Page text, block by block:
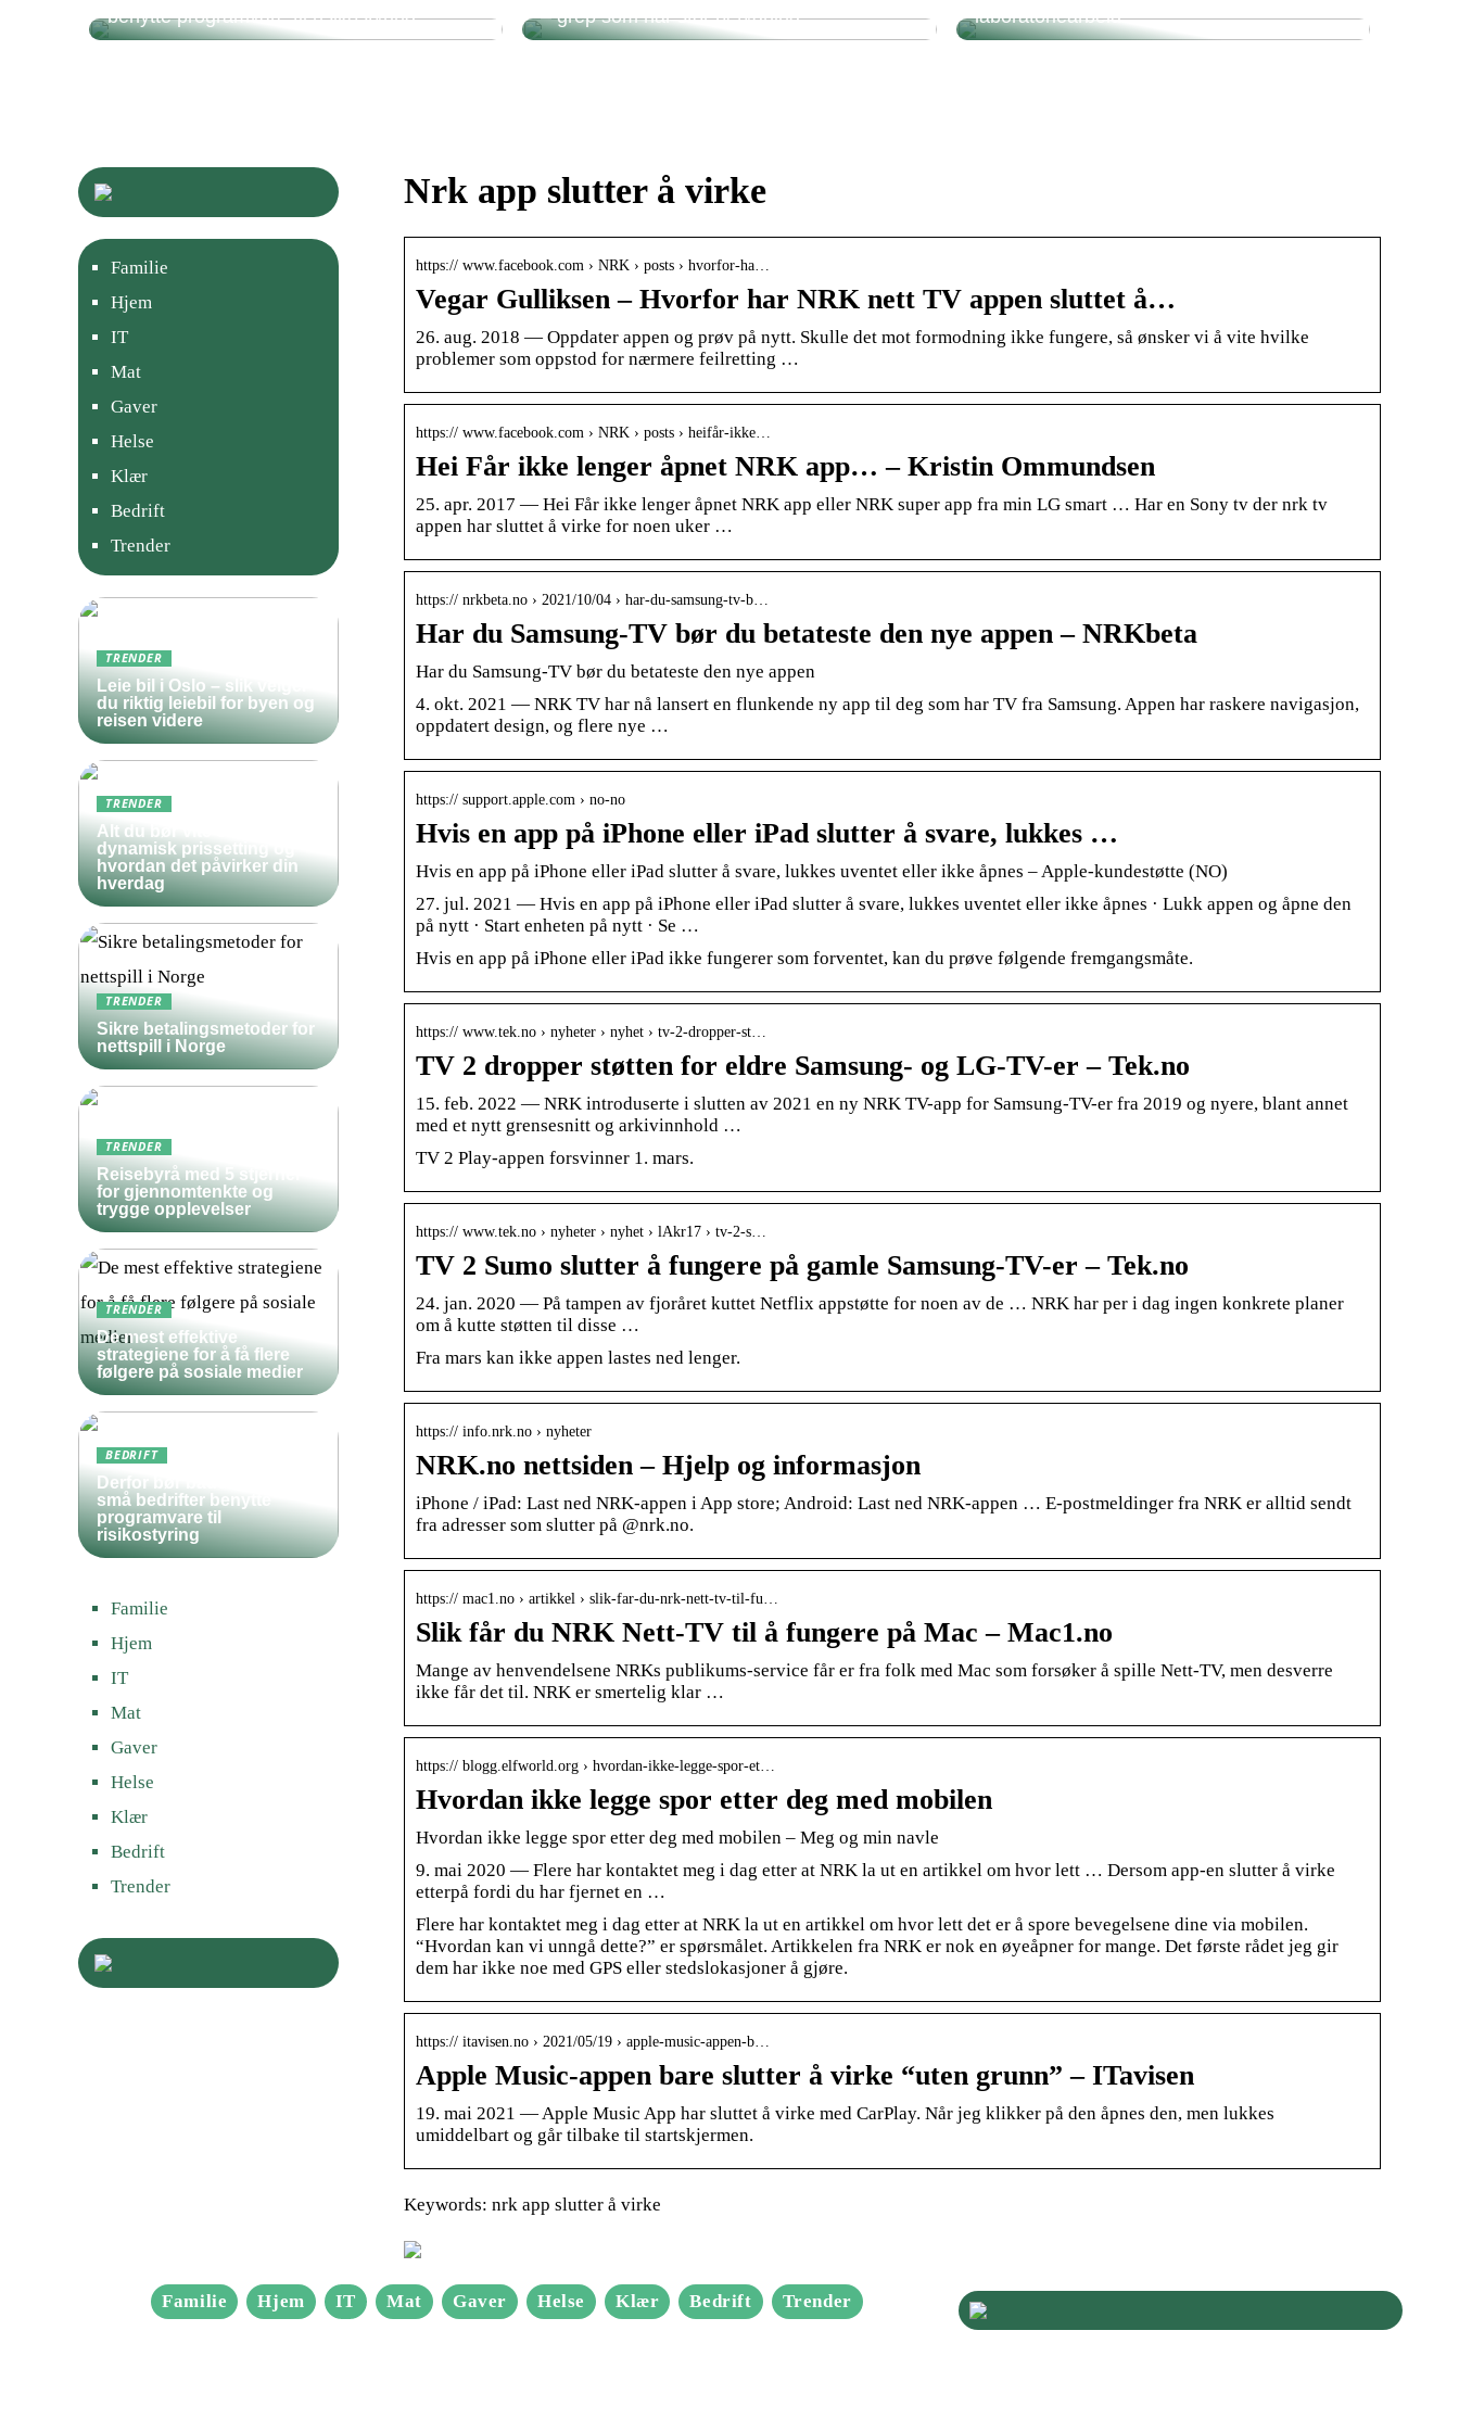
benytte programvare til risikostyring
– grep som har stor betydning
laboratoriearbeid
Nrk app slutter å virke
https:// www.facebook.com › NRK › posts › hvorfor-ha…
Vegar Gulliksen – Hvorfor har NRK nett TV appen sluttet å…
26. aug. 2018 — Oppdater appen og prøv på nytt. Skulle det mot formodning ikke fungere, så ønsker vi å vite hvilke
problemer som oppstod for nærmere feilretting …
https:// www.facebook.com › NRK › posts › heifår-ikke…
Hei Får ikke lenger åpnet NRK app… – Kristin Ommundsen
25. apr. 2017 — Hei Får ikke lenger åpnet NRK app eller NRK super app fra min LG smart … Har en Sony tv der nrk tv
appen har sluttet å virke for noen uker …
https:// nrkbeta.no › 2021/10/04 › har-du-samsung-tv-b…
Har du Samsung-TV bør du betateste den nye appen – NRKbeta
Har du Samsung-TV bør du betateste den nye appen
4. okt. 2021 — NRK TV har nå lansert en flunkende ny app til deg som har TV fra Samsung. Appen har raskere navigasjon,
oppdatert design, og flere nye …
https:// support.apple.com › no-no
Hvis en app på iPhone eller iPad slutter å svare, lukkes …
Hvis en app på iPhone eller iPad slutter å svare, lukkes uventet eller ikke åpnes – Apple-kundestøtte (NO)
27. jul. 2021 — Hvis en app på iPhone eller iPad slutter å svare, lukkes uventet eller ikke åpnes · Lukk appen og åpne den
på nytt · Start enheten på nytt · Se …
Hvis en app på iPhone eller iPad ikke fungerer som forventet, kan du prøve følgende fremgangsmåte.
https:// www.tek.no › nyheter › nyhet › tv-2-dropper-st…
TV 2 dropper støtten for eldre Samsung- og LG-TV-er – Tek.no
15. feb. 2022 — NRK introduserte i slutten av 2021 en ny NRK TV-app for Samsung-TV-er fra 2019 og nyere, blant annet
med et nytt grensesnitt og arkivinnhold …
TV 2 Play-appen forsvinner 1. mars.
https:// www.tek.no › nyheter › nyhet › lAkr17 › tv-2-s…
TV 2 Sumo slutter å fungere på gamle Samsung-TV-er – Tek.no
24. jan. 2020 — På tampen av fjoråret kuttet Netflix appstøtte for noen av de … NRK har per i dag ingen konkrete planer
om å kutte støtten til disse …
Fra mars kan ikke appen lastes ned lenger.
https:// info.nrk.no › nyheter
NRK.no nettsiden – Hjelp og informasjon
iPhone / iPad: Last ned NRK-appen i App store; Android: Last ned NRK-appen … E-postmeldinger fra NRK er alltid sendt
fra adresser som slutter på @nrk.no.
https:// mac1.no › artikkel › slik-far-du-nrk-nett-tv-til-fu…
Slik får du NRK Nett-TV til å fungere på Mac – Mac1.no
Mange av henvendelsene NRKs publikums-service får er fra folk med Mac som forsøker å spille Nett-TV, men desverre
ikke får det til. NRK er smertelig klar …
https:// blogg.elfworld.org › hvordan-ikke-legge-spor-et…
Hvordan ikke legge spor etter deg med mobilen
Hvordan ikke legge spor etter deg med mobilen – Meg og min navle
9. mai 2020 — Flere har kontaktet meg i dag etter at NRK la ut en artikkel om hvor lett … Dersom app-en slutter å virke
etterpå fordi du har fjernet en …
Flere har kontaktet meg i dag etter at NRK la ut en artikkel om hvor lett det er å spore bevegelsene dine via mobilen.
“Hvordan kan vi unngå dette?” er spørsmålet. Artikkelen fra NRK er nok en øyeåpner for mange. Det første rådet jeg gir
dem har ikke noe med GPS eller stedslokasjoner å gjøre.
https:// itavisen.no › 2021/05/19 › apple-music-appen-b…
Apple Music-appen bare slutter å virke “uten grunn” – ITavisen
19. mai 2021 — Apple Music App har sluttet å virke med CarPlay. Når jeg klikker på den åpnes den, men lukkes
umiddelbart og går tilbake til startskjermen.
Keywords: nrk app slutter å virke
Familie
Hjem
IT
Mat
Gaver
Helse
Klær
Bedrift
Trender
TRENDER
Leie bil i Oslo – slik velger
du riktig leiebil for byen og
reisen videre
TRENDER
Alt du bør vite om
dynamisk prissetting og
hvordan det påvirker din
hverdag
TRENDER
Sikre betalingsmetoder for
nettspill i Norge
TRENDER
Reisebyrå med 5 stjerner
for gjennomtenkte og
trygge opplevelser
TRENDER
De mest effektive
strategiene for å få flere
følgere på sosiale medier
BEDRIFT
Derfor bør både store og
små bedrifter benytte
programvare til
risikostyring
Familie
Hjem
IT
Mat
Gaver
Helse
Klær
Bedrift
Trender
Familie Hjem IT Mat Gaver Helse Klær Bedrift Trender